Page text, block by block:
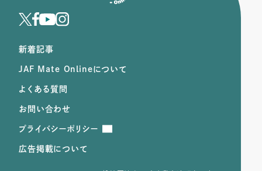
新着記事
JAF Mate Onlineについて
よくある質問
お問い合わせ
プライバシーポリシー
広告掲載について